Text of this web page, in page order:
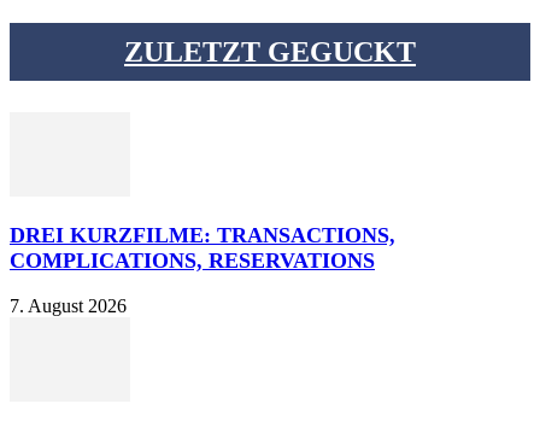
ZULETZT GEGUCKT
DREI KURZFILME: TRANSACTIONS,
COMPLICATIONS, RESERVATIONS
7. August 2026